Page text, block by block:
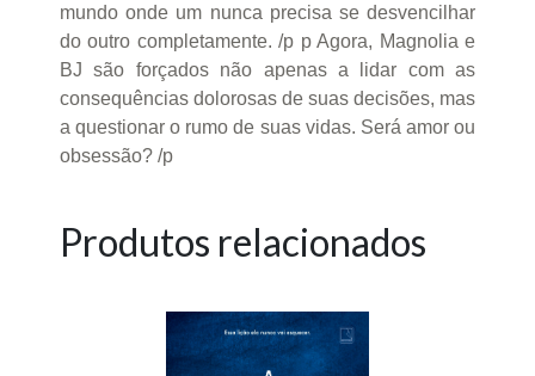
mundo onde um nunca precisa se desvencilhar
do outro completamente. /p p Agora, Magnolia e
BJ são forçados não apenas a lidar com as
consequências dolorosas de suas decisões, mas
a questionar o rumo de suas vidas. Será amor ou
obsessão? /p
Produtos relacionados